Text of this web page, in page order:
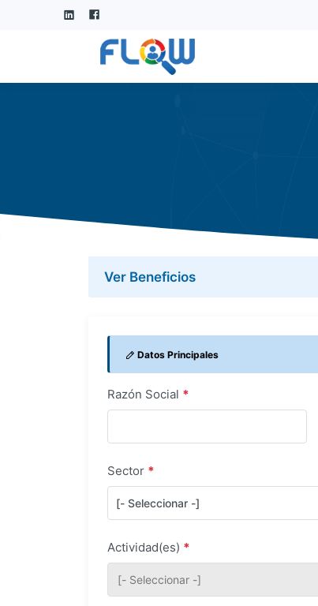
Ver Beneficios
Datos Principales
Razón Social *
Sector *
Actividad(es) *